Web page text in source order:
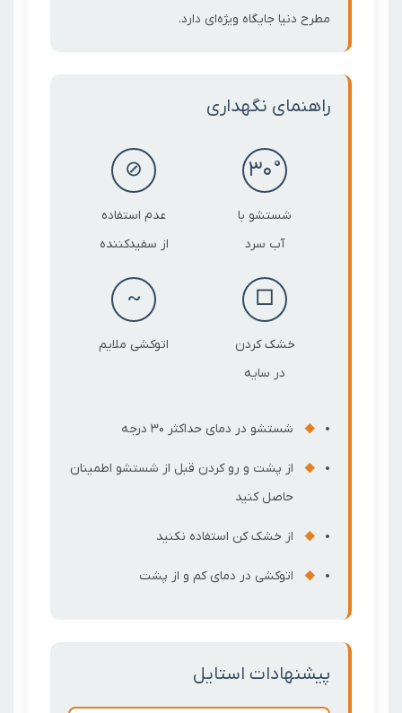
مطرح دنیا جایگاه ویژه‌ای دارد.
راهنمای نگهداری
30°
شستشو با
آب سرد
⊘
عدم استفاده
از سفیدکننده
□
خشک کردن
در سایه
~
اتوکشی ملایم
شستشو در دمای حداکثر 30 درجه
از پشت و رو کردن قبل از شستشو اطمینان
حاصل کنید
از خشک کن استفاده نکنید
اتوکشی در دمای کم و از پشت
پیشنهادات استایل